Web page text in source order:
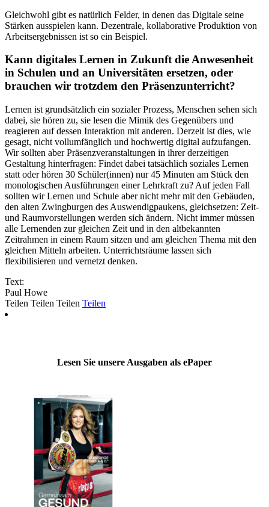
Gleichwohl gibt es natürlich Felder, in denen das Digitale seine
Stärken ausspielen kann. Dezentrale, kollaborative Produktion von
Arbeitsergebnissen ist so ein Beispiel.
Kann digitales Lernen in Zukunft die Anwesenheit
in Schulen und an Universitäten ersetzen, oder
brauchen wir trotzdem den Präsenzunterricht?
Lernen ist grundsätzlich ein sozialer Prozess, Menschen sehen sich
dabei, sie hören zu, sie lesen die Mimik des Gegenübers und
reagieren auf dessen Interaktion mit anderen. Derzeit ist dies, wie
gesagt, nicht vollumfänglich und hochwertig digital aufzufangen.
Wir sollten aber Präsenzveranstaltungen in ihrer derzeitigen
Gestaltung hinterfragen: Findet dabei tatsächlich soziales Lernen
statt oder hören 30 Schüler(innen) nur 45 Minuten am Stück den
monologischen Ausführungen einer Lehrkraft zu? Auf jeden Fall
sollten wir Lernen und Schule aber nicht mehr mit den Gebäuden,
den alten Zwingburgen des Auswendigpaukens, gleichsetzen: Zeit-
und Raumvorstellungen werden sich ändern. Nicht immer müssen
alle Lernenden zur gleichen Zeit und in den altbekannten
Zeitrahmen in einem Raum sitzen und am gleichen Thema mit den
gleichen Mitteln arbeiten. Unterrichtsräume lassen sich
flexibilisieren und vernetzt denken.
Text:
Paul Howe
Teilen Teilen Teilen Teilen
Lesen Sie unsere Ausgaben als ePaper